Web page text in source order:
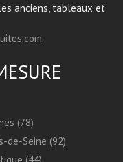
anciens, tableaux et
(78)
de-Seine (92)
(44)